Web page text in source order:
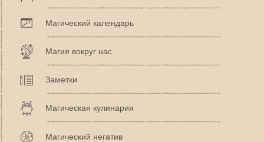
Магический календарь
Магия вокруг нас
Заметки
Магическая кулинария
Магический негатив